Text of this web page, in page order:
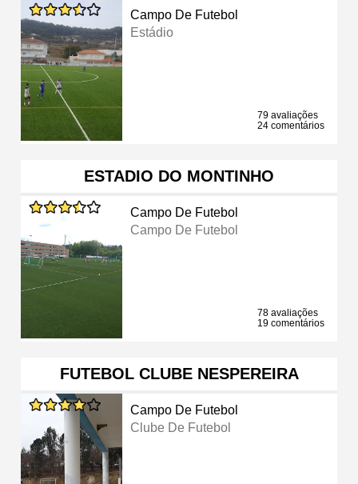
Campo De Futebol
Estádio
79 avaliações
24 comentários
ESTADIO DO MONTINHO
Campo De Futebol
Campo De Futebol
78 avaliações
19 comentários
FUTEBOL CLUBE NESPEREIRA
Campo De Futebol
Clube De Futebol